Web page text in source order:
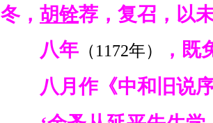
冬， 胡铨荐，复召，以
八年 （1172年）
，既
八月作《中和旧说序